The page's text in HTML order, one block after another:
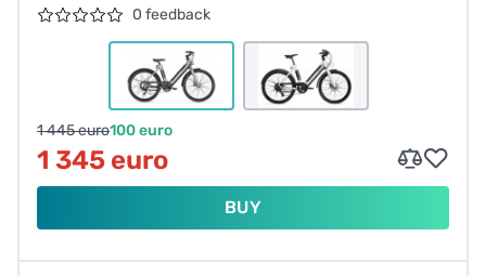
0 feedback
1 445 euro100 euro
1 345 euro
BUY